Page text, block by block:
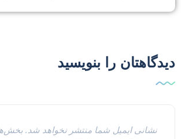
را بنویسید
نشانی ایمیل شما منتشر نخواهد شد. بخش‌های